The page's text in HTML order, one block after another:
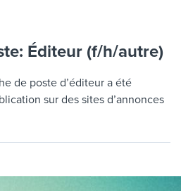
Éditeur (f/h/autre)
de poste d’éditeur a été
sur des sites d’annonces